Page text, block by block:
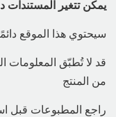
يمكن تتغير المستندات
.سيحتوي هذا الموقع
من المنتج